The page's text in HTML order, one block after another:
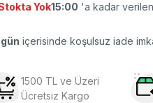
Yok15:00 'a kadar
gün içerisinde koşulsuz iade
1500 TL ve Üzeri
Ücretsiz Kargo